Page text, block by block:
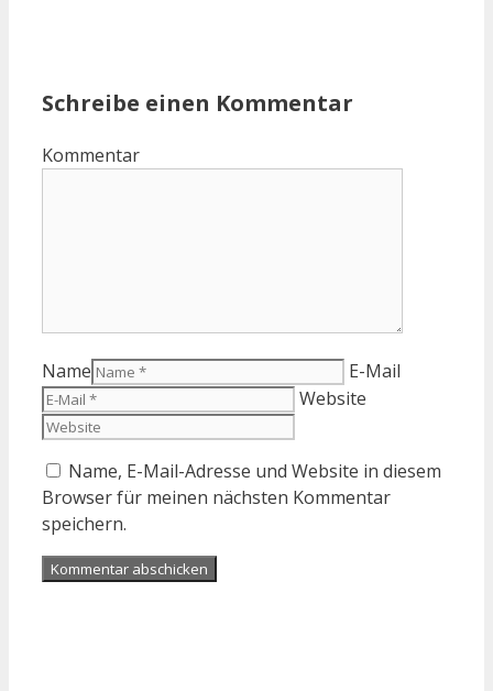
Schreibe einen Kommentar
Kommentar
Name
E-Mail
Website
Name, E-Mail-Adresse und Website in diesem
Browser für meinen nächsten Kommentar
speichern.